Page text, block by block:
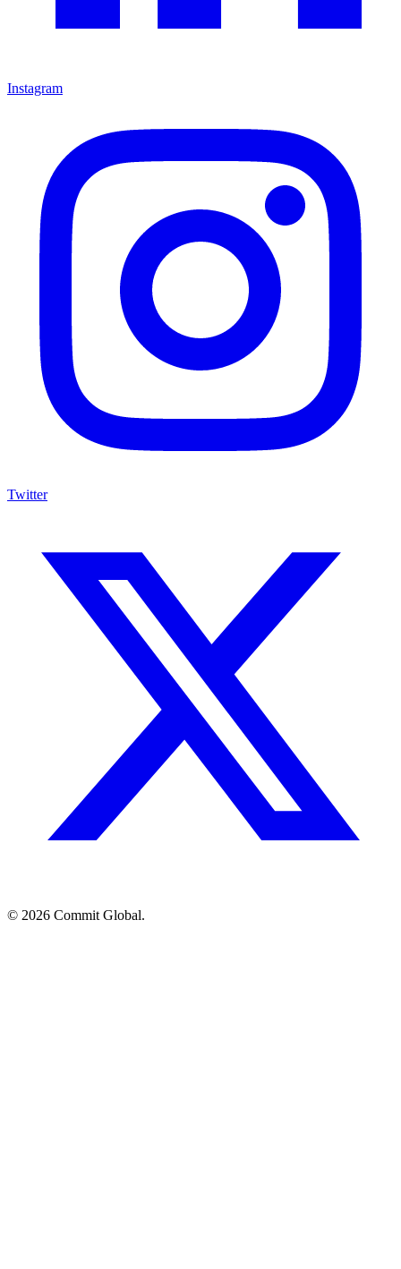
Instagram
Twitter
© 2026 Commit Global.